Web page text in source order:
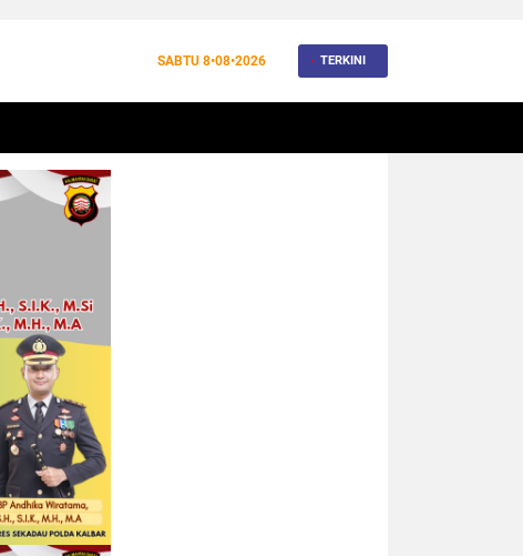
SABTU 8•08•2026 TERKINI